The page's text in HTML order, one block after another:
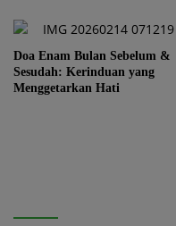
Doa Enam Bulan Sebelum &
Sesudah: Kerinduan yang
Menggetarkan Hati